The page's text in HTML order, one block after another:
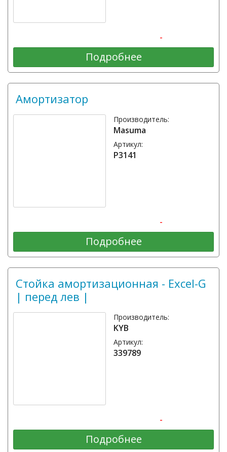
-
Подробнее
Амортизатор
Производитель:
Masuma
Артикул:
P3141
-
Подробнее
Стойка амортизационная - Excel-G
| перед лев |
Производитель:
KYB
Артикул:
339789
-
Подробнее